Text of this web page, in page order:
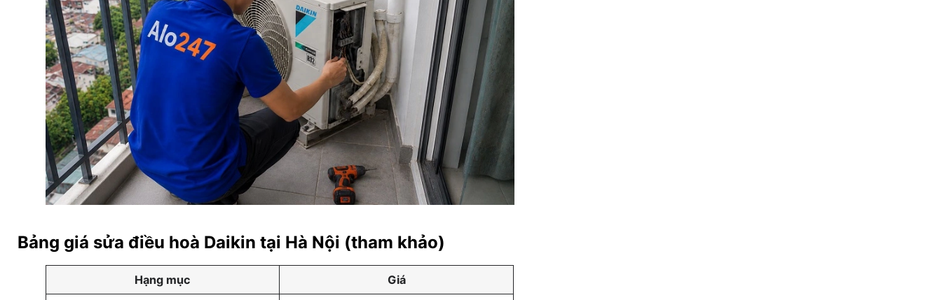
Bảng giá sửa điều hoà Daikin tại Hà Nội (tham khảo)
Hạng mục Giá